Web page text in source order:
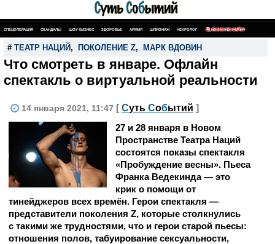
СПЕЦОПЕРАЦИЯ СКАНДАЛЫ ШОУ-БИЗНЕС ЗДОРОВЬЕ АРМИЯ ШПИОНАЖ НЕКРОЛОГ ПОИСК ПО САЙТУ
# ТЕАТР НАЦИЙ , ПОКОЛЕНИЕ Z, МАРК ВДОВИН
Что смотреть в январе. Офлайн
спектакль о виртуальной реальности
14 января 2021, 11:47 [ Суть Событий ]
27 и 28 января в Новом
Пространстве Театра Наций
состоятся показы спектакля
«Пробуждение весны». Пьеса
Франка Ведекинда — это
крик о помощи от
тинейджеров всех времён. Герои спектакля —
представители поколения Z, которые столкнулись
с такими же трудностями, что и герои старой пьесы:
отношения полов, табуирование сексуальности,